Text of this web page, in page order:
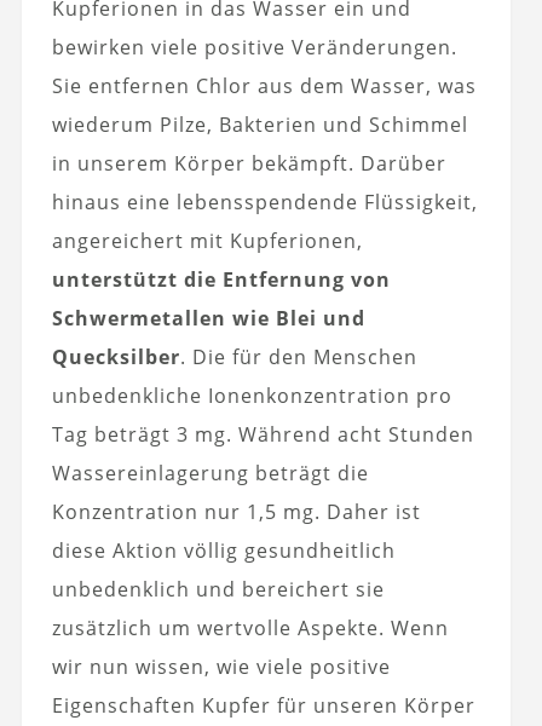
Kupferionen in das Wasser ein und
bewirken viele positive Veränderungen.
Sie entfernen Chlor aus dem Wasser, was
wiederum Pilze, Bakterien und Schimmel
in unserem Körper bekämpft. Darüber
hinaus eine lebensspendende Flüssigkeit,
angereichert mit Kupferionen,
unterstützt die Entfernung von
Schwermetallen wie Blei und
Quecksilber. Die für den Menschen
unbedenkliche Ionenkonzentration pro
Tag beträgt 3 mg. Während acht Stunden
Wassereinlagerung beträgt die
Konzentration nur 1,5 mg. Daher ist
diese Aktion völlig gesundheitlich
unbedenklich und bereichert sie
zusätzlich um wertvolle Aspekte. Wenn
wir nun wissen, wie viele positive
Eigenschaften Kupfer für unseren Körper